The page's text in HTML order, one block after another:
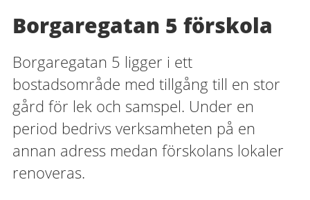
Borgaregatan 5 förskola
Borgaregatan 5 ligger i ett
bostadsområde med tillgång till en stor
gård för lek och samspel. Under en
period bedrivs verksamheten på en
annan adress medan förskolans lokaler
renoveras.